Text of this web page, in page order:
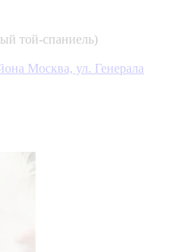
той-спаниель)
Москва, ул. Генерала